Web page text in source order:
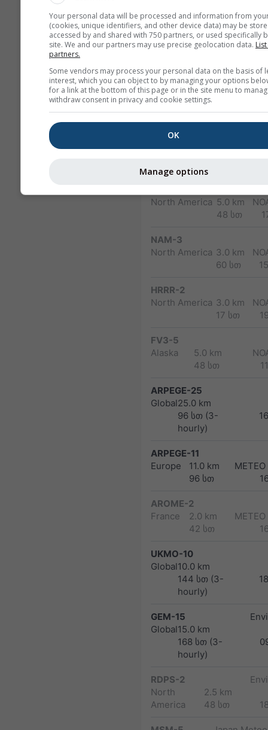
HARMN-5
Central Europe 5.0 km
GFS-40
Global40.0 km
180 სთ (3-hourly)
North
America
84 სთ (3-
North America 5.0 km
48 სთ
NAM-3
North America 3.0 km
60 სთ
HRRR-2
North America 3.0 km
17 სთ
FV3-5
Alaska
5.0 km
48 სთ
ARPEGE-25
Global25.0 km
96 სთ (3-
hourly)
ARPEGE-11
Europe
11.0 km
96 სთ
AROME-2
France
2.0 km
42 სთ
UKMO-10
Global10.0 km
144 სთ (3-
hourly)
GEM-15
Global15.0 km
168 სთ (3-
hourly)
RDPS-2
North
America
2.5 km
48 სთ
Your personal data will be processed and information from
(cookies, unique identifiers, and other device data) may be
accessed by and shared with 750 partners, or used specifically
site. We and our partners may use precise geolocation data.
partners.
Some vendors may process your personal data on the basis of
interest, which you can object to by managing your options
for a link at the bottom of this page or in the site menu to
withdraw consent in privacy and cookie settings.
OK
Manage options